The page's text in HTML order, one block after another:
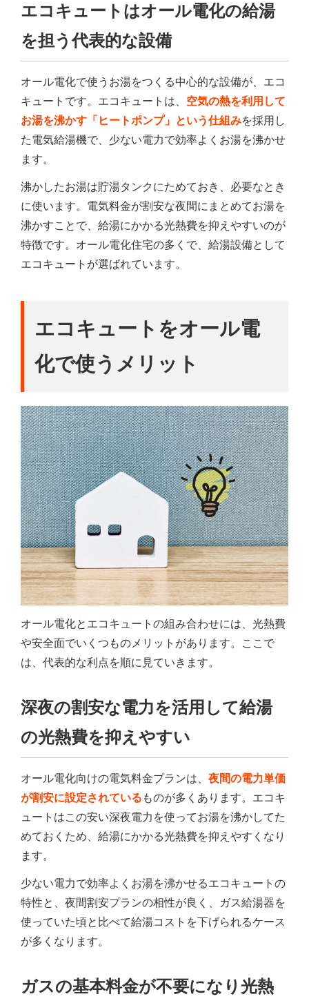
エコキュートはオール電化の給湯
を担う代表的な設備
オール電化で使うお湯をつくる中心的な設備が、エコ
キュートです。エコキュートは、 空気の熱を利用して
お湯を沸かす「ヒートポンプ」という仕組みを採用し
た電気給湯機で、少ない電力で効率よくお湯を沸かせ
ます。
沸かしたお湯は貯湯タンクにためておき、必要なとき
に使います。電気料金が割安な夜間にまとめてお湯を
沸かすことで、給湯にかかる光熱費を抑えやすいのが
特徴です。オール電化住宅の多くで、給湯設備として
エコキュートが選ばれています。
エコキュートをオール電
化で使うメリット
オール電化とエコキュートの組み合わせには、光熱費
や安全面でいくつものメリットがあります。ここで
は、代表的な利点を順に見ていきます。
深夜の割安な電力を活用して給湯
の光熱費を抑えやすい
オール電化向けの電気料金プランは、 夜間の電力単価
が割安に設定されているものが多くあります。エコキ
ュートはこの安い深夜電力を使ってお湯を沸かしてた
めておくため、給湯にかかる光熱費を抑えやすくなり
ます。
少ない電力で効率よくお湯を沸かせるエコキュートの
特性と、夜間割安プランの相性が良く、ガス給湯器を
使っていた頃と比べて給湯コストを下げられるケース
が多くなります。
ガスの基本料金が不要になり光熱